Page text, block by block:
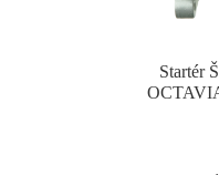
Startér